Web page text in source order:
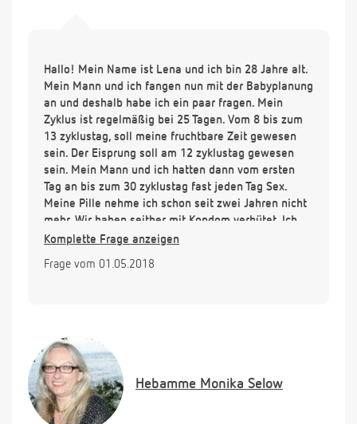
Hallo! Mein Name ist Lena und ich bin 28 Jahre alt.
Mein Mann und ich fangen nun mit der Babyplanung
an und deshalb habe ich ein paar fragen. Mein
Zyklus ist regelmäßig bei 25 Tagen. Vom 8 bis zum
13 zyklustag, soll meine fruchtbare Zeit gewesen
sein. Der Eisprung soll am 12 zyklustag gewesen
sein. Mein Mann und ich hatten dann vom ersten
Tag an bis zum 30 zyklustag fast jeden Tag Sex.
Meine Pille nehme ich schon seit zwei Jahren nicht
mehr. Wir haben seither mit Kondom verhütet. Ich
habe ab dem 10 zyklustag ovulationstests gemacht
schwache Linien zu erkennen. Der zervixschleim
an dem der Kalender bereits die fruchtbaren Tage
ausschließt? Ich hatte eigentlich immer das Gefühl,
dass ich meinen Eisprung merken würde und in dem
berechneten Zeitraum merkte ich es nicht. Lediglich
gestern hatte ich ein leichtes spannungsgefühl und
etwas besseren zervixschleim, aber der
Komplette Frage anzeigen
Frage vom 01.05.2018
Hebamme Monika Selow